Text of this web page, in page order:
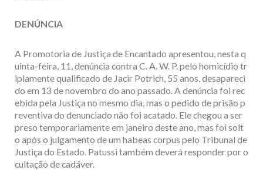
DENÚNCIA
A Promotoria de Justiça de Encantado apresentou, nesta q
uinta-feira, 11, denúncia contra C. A. W. P. pelo homicídio tr
iplamente qualificado de Jacir Potrich, 55 anos, desapareci
do em 13 de novembro do ano passado. A denúncia foi rec
ebida pela Justiça no mesmo dia, mas o pedido de prisão p
reventiva do denunciado não foi acatado. Ele chegou a ser
preso temporariamente em janeiro deste ano, mas foi solt
o após o julgamento de um habeas corpus pelo Tribunal de
Justiça do Estado. Patussi também deverá responder por o
cultação de cadáver.